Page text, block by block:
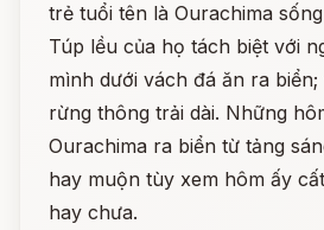
trẻ tuổi tên là Ourachima
Túp lều của họ tách biệt với
mình dưới vách đá ăn ra
rừng thông trải dài. Những
Ourachima ra biển từ tảng
hay muộn tùy xem hôm ấy
hay chưa.